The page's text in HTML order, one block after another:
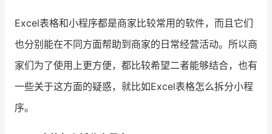
品牌消费观 行业报告
新零售资讯
Excel表格和小程序都是商家比较常用的软件，而且它们
也分别能在不同方面帮助到商家的日常经营活动。所以商
家们为了使用上更方便，都比较希望二者能够结合，也有
一些关于这方面的疑惑，就比如Excel表格怎么拆分小程
序。